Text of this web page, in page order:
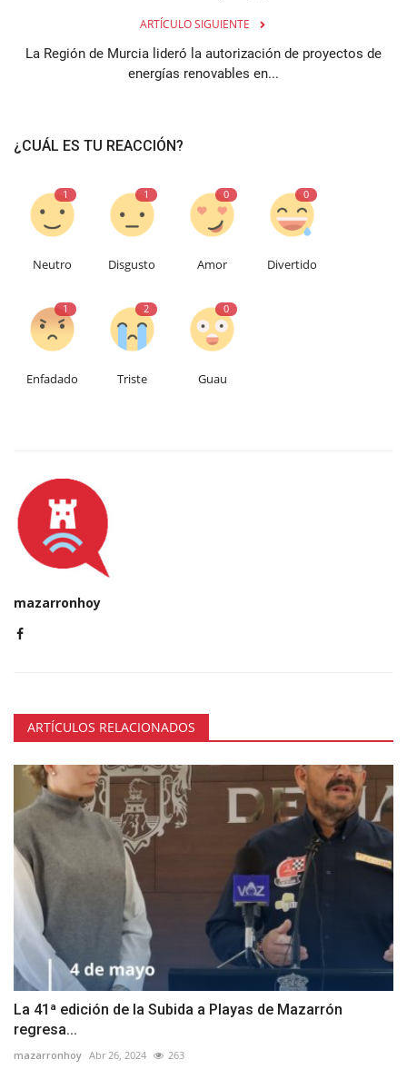
ARTÍCULO SIGUIENTE
La Región de Murcia lideró la autorización de proyectos de
energías renovables en...
¿CUÁL ES TU REACCIÓN?
1
Neutro
1
Disgusto
0
Amor
0
Divertido
1
Enfadado
2
Triste
0
Guau
mazarronhoy
ARTÍCULOS RELACIONADOS
La 41ª edición de la Subida a Playas de Mazarrón
regresa...
mazarronhoy Abr 26, 2024 263